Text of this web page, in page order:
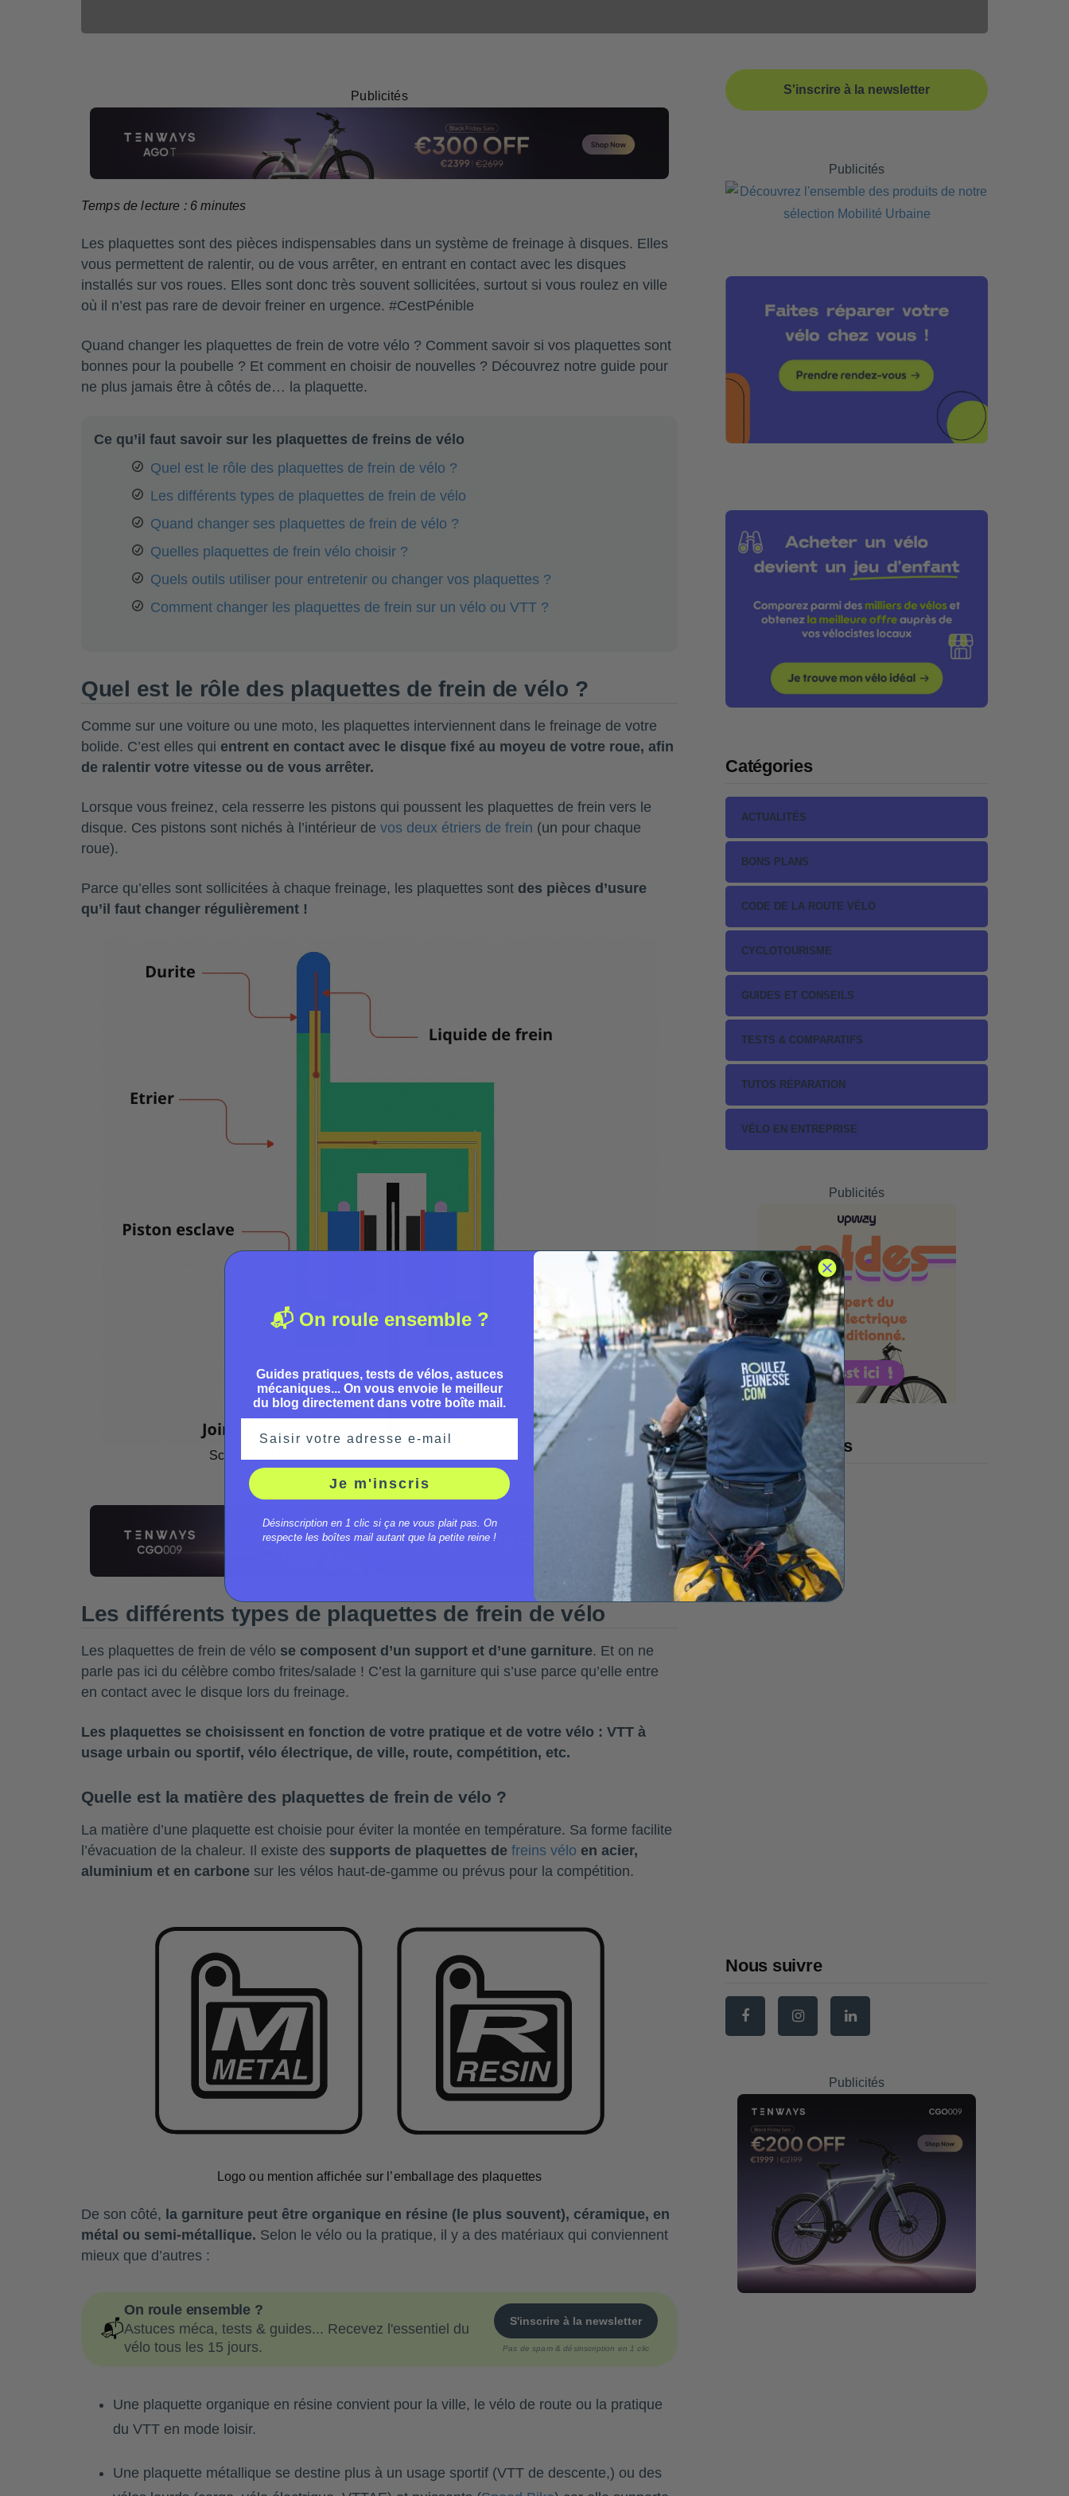
Publicités
Temps de lecture : 6 minutes
Les plaquettes sont des pièces indispensables dans un système de freinage à disques. Elles
vous permettent de ralentir, ou de vous arrêter, en entrant en contact avec les disques
installés sur vos roues. Elles sont donc très souvent sollicitées, surtout si vous roulez en ville
où il n’est pas rare de devoir freiner en urgence. #CestPénible
Quand changer les plaquettes de frein de votre vélo ? Comment savoir si vos plaquettes sont
bonnes pour la poubelle ? Et comment en choisir de nouvelles ? Découvrez notre guide pour
ne plus jamais être à côtés de… la plaquette.
Ce qu’il faut savoir sur les plaquettes de freins de vélo
Quel est le rôle des plaquettes de frein de vélo ?
Les différents types de plaquettes de frein de vélo
Quand changer ses plaquettes de frein de vélo ?
Quelles plaquettes de frein vélo choisir ?
Quels outils utiliser pour entretenir ou changer vos plaquettes ?
Comment changer les plaquettes de frein sur un vélo ou VTT ?
Quel est le rôle des plaquettes de frein de vélo ?
Comme sur une voiture ou une moto, les plaquettes interviennent dans le freinage de votre
bolide. C’est elles qui entrent en contact avec le disque fixé au moyeu de votre roue, afin
de ralentir votre vitesse ou de vous arrêter.
Lorsque vous freinez, cela resserre les pistons qui poussent les plaquettes de frein vers le
disque. Ces pistons sont nichés à l’intérieur de vos deux étriers de frein (un pour chaque
roue).
Parce qu’elles sont sollicitées à chaque freinage, les plaquettes sont des pièces d’usure
qu’il faut changer régulièrement !
Schéma du fonctionnement de freins à disque hydrauliques
Les différents types de plaquettes de frein de vélo
Les plaquettes de frein de vélo se composent d’un support et d’une garniture. Et on ne
parle pas ici du célèbre combo frites/salade ! C’est la garniture qui s’use parce qu’elle entre
en contact avec le disque lors du freinage.
Les plaquettes se choisissent en fonction de votre pratique et de votre vélo : VTT à
usage urbain ou sportif, vélo électrique, de ville, route, compétition, etc.
Quelle est la matière des plaquettes de frein de vélo ?
La matière d’une plaquette est choisie pour éviter la montée en température. Sa forme facilite
l’évacuation de la chaleur. Il existe des supports de plaquettes de freins vélo en acier,
aluminium et en carbone sur les vélos haut-de-gamme ou prévus pour la compétition.
Logo ou mention affichée sur l’emballage des plaquettes
De son côté, la garniture peut être organique en résine (le plus souvent), céramique, en
métal ou semi-métallique. Selon le vélo ou la pratique, il y a des matériaux qui conviennent
mieux que d’autres :
📬
On roule ensemble ?
Astuces méca, tests & guides... Recevez l'essentiel du
vélo tous les 15 jours.
S'inscrire à la newsletter
Pas de spam & désinscription en 1 clic
Une plaquette organique en résine convient pour la ville, le vélo de route ou la pratique
du VTT en mode loisir.
Une plaquette métallique se destine plus à un usage sportif (VTT de descente,) ou des
S'inscrire à la newsletter
Publicités
Catégories
ACTUALITÉS
BONS PLANS
CODE DE LA ROUTE VÉLO
CYCLOTOURISME
GUIDES ET CONSEILS
TESTS & COMPARATIFS
TUTOS RÉPARATION
VÉLO EN ENTREPRISE
Publicités
Articles récents
Bike43 Mid : notre avis
sur ce vélo cargo évolutif
de 186 cm qui transporte
Nous suivre
Publicités
📬 On roule ensemble ?
Guides pratiques, tests de vélos, astuces
mécaniques... On vous envoie le meilleur
du blog directement dans votre boîte mail.
Je m'inscris
Désinscription en 1 clic si ça ne vous plait pas. On
respecte les boîtes mail autant que la petite reine !